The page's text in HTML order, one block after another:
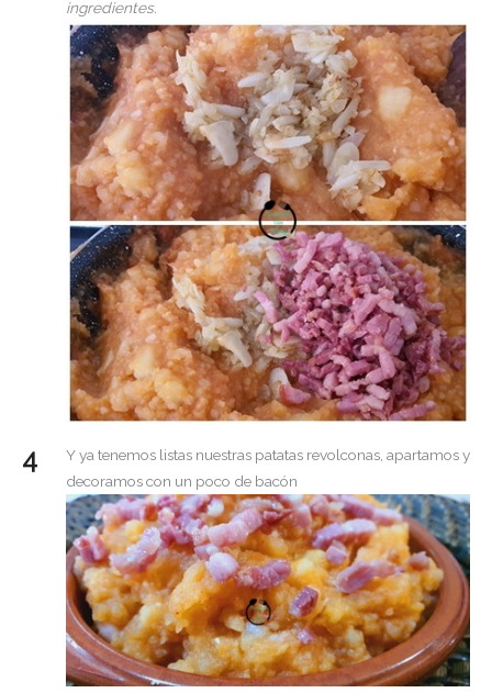
ingredientes.
Y ya tenemos listas nuestras patatas revolconas, apartamos y
decoramos con un poco de bacón